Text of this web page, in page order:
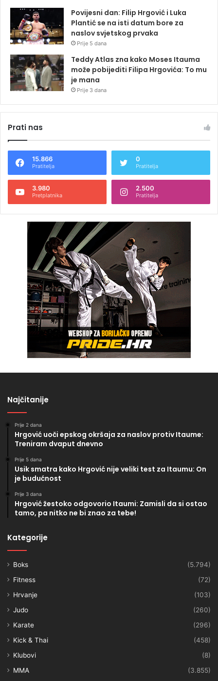
Povijesni dan: Filip Hrgović i Luka
Plantić se na isti datum bore za
naslov svjetskog prvaka
Prije 5 dana
Teddy Atlas zna kako Moses Itauma
može pobijediti Filipa Hrgovića: To mu
je mana
Prije 3 dana
Prati nas
15.866
Pratitelja
0
Pratitelja
3.980
Pretplatnika
2.500
Pratitelja
Najčitanije
Prije 2 dana
Hrgović uoči epskog okršaja za naslov protiv Itaume:
Treniram dvaput dnevno
Prije 5 dana
Usik smatra kako Hrgović nije veliki test za Itaumu: On
je budućnost
Prije 3 dana
Hrgović žestoko odgovorio Itaumi: Zamisli da si ostao
tamo, pa nitko ne bi znao za tebe!
Kategorije
Boks
(5.794)
Fitness
(72)
Hrvanje
(103)
Judo
(260)
Karate
(296)
Kick & Thai
(458)
Klubovi
(8)
MMA
(3.855)